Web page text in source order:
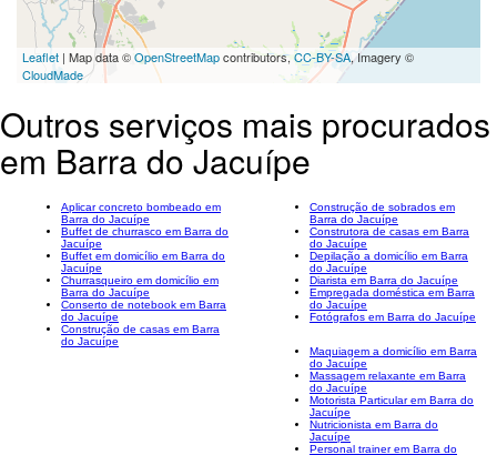
Leaflet | Map data ©OpenStreetMapcontributors, CC-BY-SA, Imagery ©
CloudMade
Outros serviços mais procurados
em Barra do Jacuípe
Aplicar concreto bombeado em
Barra do Jacuípe
Buffet de churrasco em Barra do
Jacuípe
Buffet em domicílio em Barra do
Jacuípe
Churrasqueiro em domicílio em
Barra do Jacuípe
Conserto de notebook em Barra
do Jacuípe
Construção de casas em Barra
do Jacuípe
Construção de sobrados em
Barra do Jacuípe
Construtora de casas em Barra
do Jacuípe
Depilação a domicílio em Barra
do Jacuípe
Diarista em Barra do Jacuípe
Empregada doméstica em Barra
do Jacuípe
Fotógrafos em Barra do Jacuípe
Maquiagem a domicílio em Barra
do Jacuípe
Massagem relaxante em Barra
do Jacuípe
Motorista Particular em Barra do
Jacuípe
Nutricionista em Barra do
Jacuípe
Personal trainer em Barra do